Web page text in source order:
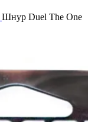
Шнур Duel The One